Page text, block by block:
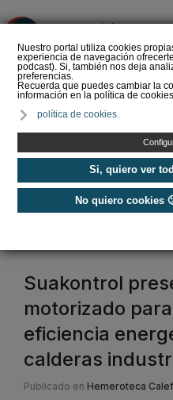
Nuestro portal utiliza cookies
experiencia de navegación
podcast). Si, también nos deja
preferencias.
Recuerda que puedes cambiar la
información en la política de
política de cookies.
Si, quiero ver
No quiero cookies
qué
Suakontrol
motorizado
eficiencia
calderas
Publicado en Hemeroteca